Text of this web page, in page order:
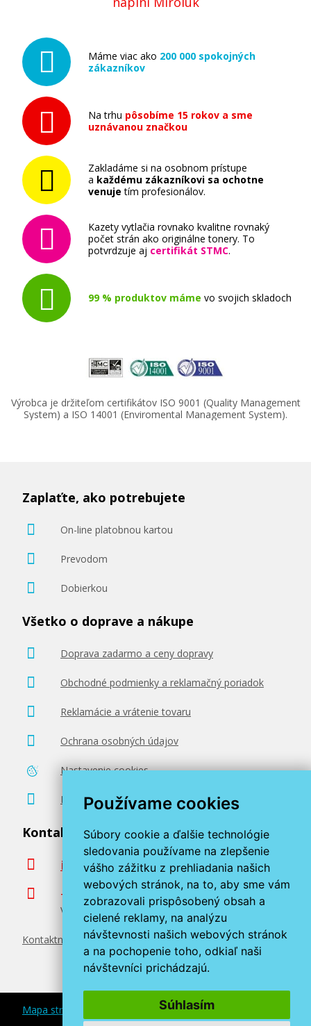
Používame cookies
Súbory cookie a ďalšie technológie
sledovania používame na zlepšenie
vášho zážitku z prehliadania našich
webových stránok, na to, aby sme vám
zobrazovali prispôsobený obsah a
cielené reklamy, na analýzu
návštevnosti našich webových stránok
a na pochopenie toho, odkiaľ naši
návštevníci prichádzajú.
Súhlasím
Máme viac ako 200 000 spokojných
zákazníkov
Na trhu pôsobíme 15 rokov a sme
uznávanou značkou
Zakladáme si na osobnom prístupe
a každému zákazníkovi sa ochotne
venuje tím profesionálov.
Kazety vytlačia rovnako kvalitne rovnaký
počet strán ako originálne tonery. To
potvrdzuje aj certifikát STMC.
99 % produktov máme vo svojich skladoch
Výrobca je držiteľom certifikátov ISO 9001 (Quality Management
System) a ISO 14001 (Enviromental Management System).
Zaplaťte, ako potrebujete
On-line platobnou kartou
Prevodom
Dobierkou
Všetko o doprave a nákupe
Doprava zadarmo a ceny dopravy
Obchodné podmienky a reklamačný poriadok
Reklamácie a vrátenie tovaru
Ochrana osobných údajov
Nastavenie cookies
Poradenstvo zadarmo
Kontaktujte nás
info@miroluk.sk
+420 377 222 313
Volajte v pracovné dni od 8. do 17. hod.
Kontaktné údaje
Mapa stránok